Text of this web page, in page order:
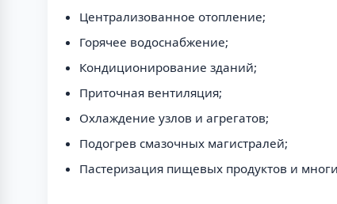
Централизованное отопление;
Горячее водоснабжение;
Кондиционирование зданий;
Приточная вентиляция;
Охлаждение узлов и агрегатов;
Подогрев смазочных магистралей;
Пастеризация пищевых продуктов и